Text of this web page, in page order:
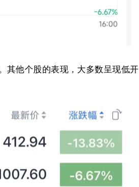
其他个股的表现，大多数呈现低开